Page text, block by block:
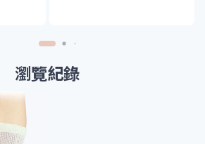
瀏覽紀錄